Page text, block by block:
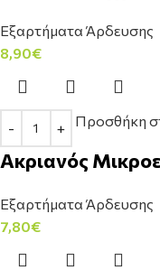
Εξαρτήματα Άρδευσης
8,90€
Προσθήκη
Ακριανός
Εξαρτήματα Άρδευσης
7,80€